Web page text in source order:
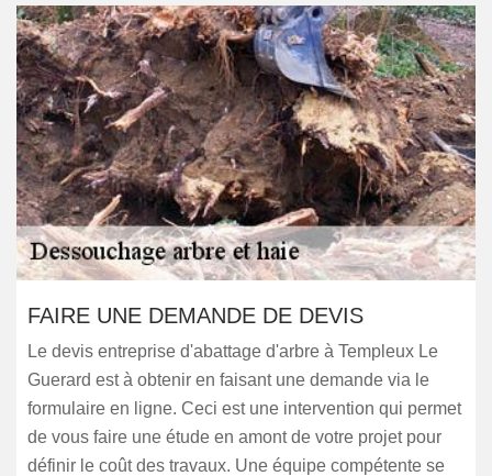
FAIRE UNE DEMANDE DE DEVIS
Le devis entreprise d'abattage d'arbre à Templeux Le
Guerard est à obtenir en faisant une demande via le
formulaire en ligne. Ceci est une intervention qui permet
de vous faire une étude en amont de votre projet pour
définir le coût des travaux. Une équipe compétente se